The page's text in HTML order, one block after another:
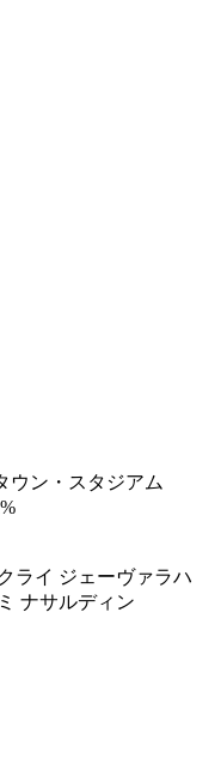
ウン・スタジアム
ライ ジェーヴァラハ
ナサルディン